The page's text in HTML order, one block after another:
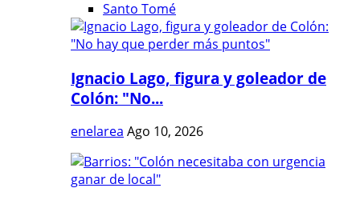
Santo Tomé
Ignacio Lago, figura y goleador de
Colón: "No...
enelarea Ago 10, 2026